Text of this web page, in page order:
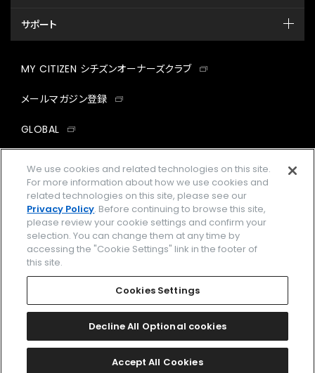
サポート
MY CITIZEN シチズンオーナーズクラブ
メールマガジン登録
GLOBAL
facebookinstagramtwitter
企業情報 ご利用規約
プライバシーポリシー Cookies Settings
Amazon PayはAmazon.com, Inc.またはその関連会社の商標です。
2026 CITIZEN WATCH CO., LTD.
We use cookies and related technologies on this site.
For more information about how we use cookies and
related technologies on this site, please see our
Privacy Policy. Before continuing to browse this site,
please review your cookie settings and confirm your
selection. You can change them at any time by
accessing the "Cookie Settings" link in the footer of
this site.
Cookies Settings
Decline All Optional cookies
Accept All Cookies